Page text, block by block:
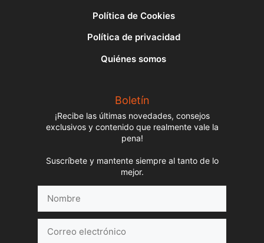
Política de Cookies
Política de privacidad
Quiénes somos
Boletín
¡Recibe las últimas novedades, consejos
exclusivos y contenido que realmente vale la
pena!
Suscríbete y mantente siempre al tanto de lo
mejor.
electrónico